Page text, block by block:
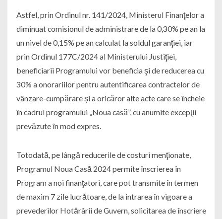
Astfel, prin Ordinul nr. 141/2024, Ministerul Finanţelor a
diminuat comisionul de administrare de la 0,30% pe an la
un nivel de 0,15% pe an calculat la soldul garanţiei, iar
prin Ordinul 177C/2024 al Ministerului Justiţiei,
beneficiarii Programului vor beneficia şi de reducerea cu
30% a onorariilor pentru autentificarea contractelor de
vânzare-cumpărare şi a oricăror alte acte care se încheie
în cadrul programului „Noua casă”, cu anumite excepţii
prevăzute în mod expres.
Totodată, pe lângă reducerile de costuri menţionate,
Programul Noua Casă 2024 permite înscrierea în
Program a noi finanţatori, care pot transmite în termen
de maxim 7 zile lucrătoare, de la intrarea în vigoare a
prevederilor Hotărârii de Guvern, solicitarea de înscriere